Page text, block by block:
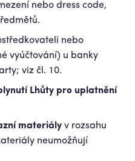
nebo dress code,
nebo
vyúčtování) u banky
viz čl. 10.
Lhůty pro uplatnění
materiály v rozsahu
neumožňují